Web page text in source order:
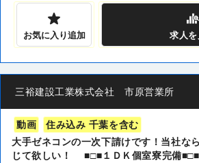
お気に入り追加 求人を
三裕建設工業株式会社 市原営業所
動画
住み込み 千葉を含む
大手ゼネコンの一次下請けです！当社な
じて欲しい！ ■□■１ＤＫ個室寮完備